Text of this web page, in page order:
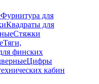
Фурнитура для
Квадраты для
Стяжки
Тяги,
финских
Цифры
кабин